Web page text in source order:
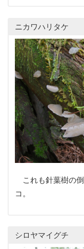
ニカワハリタケ
これも針葉樹の倒
コ。
シロヤマイグチ